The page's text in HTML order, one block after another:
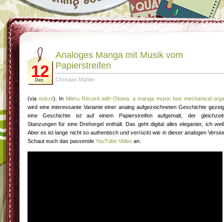
12
Dez.
Analoges Manga mit Musik vom
Papierstreifen
Christian Mähler
(vianotcot). In Mieru Record with Otowa: a manga music box mechanical
wird eine interessante Variante einer analog aufgezeichneten Geschichte
eine Geschichte ist auf einem Papierstreifen aufgemalt, der
Stanzungen für eine Drehorgel enthält. Das geht digital alles eleganter, ich
Aber es ist lange nicht so authentisch und verrückt wie in dieser analogen
Schaut euch das passende YouTube Video an.